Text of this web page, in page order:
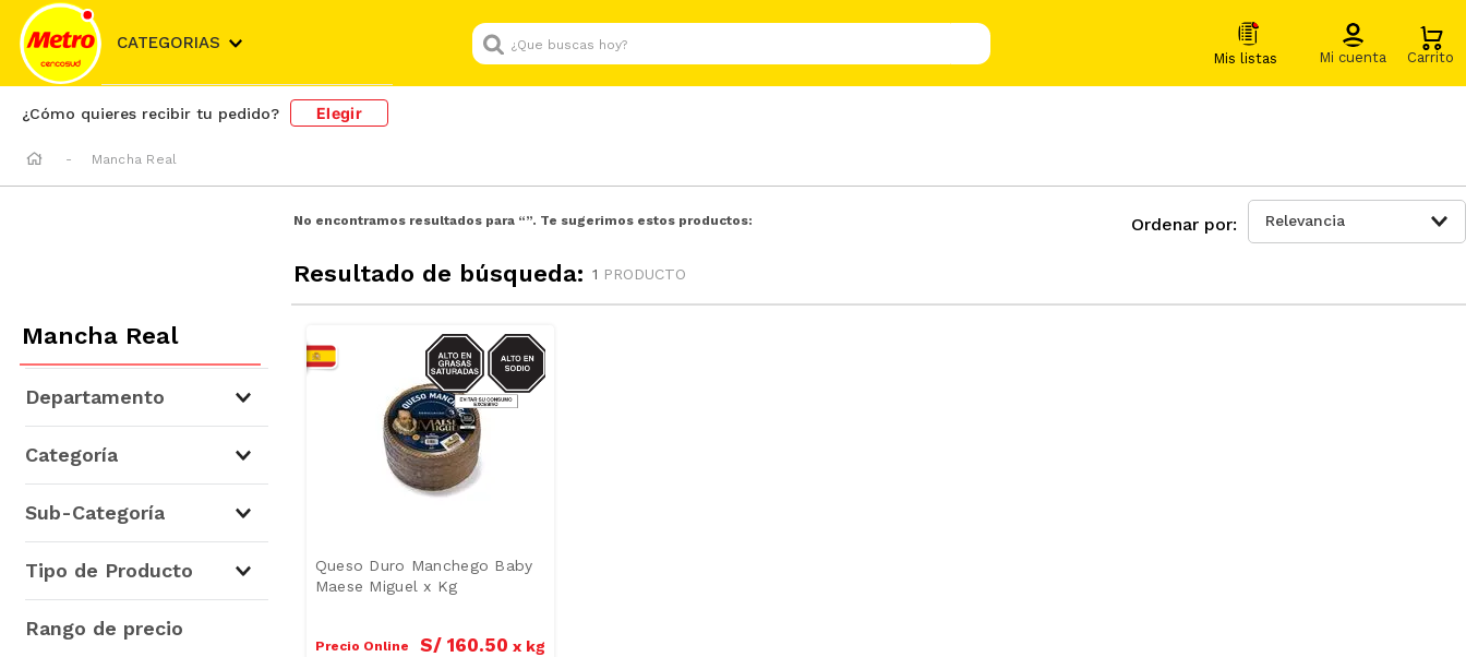
CATEGORIAS
¿Que buscas hoy?
¿Cómo quieres recibir tu pedido? Elegir
Mancha Real
No encontramos resultados para “”. Te sugerimos estos productos:
Resultado de búsqueda: 1 PRODUCTO
Relevancia
Mancha Real
Departamento
Categoría
Sub-Categoría
(1)
Tipo de Producto
SODIO/GRASAS-
SAT
Queso Duro Manchego Baby
Maese Miguel x Kg
Precio Online S/ 160.50 x kg